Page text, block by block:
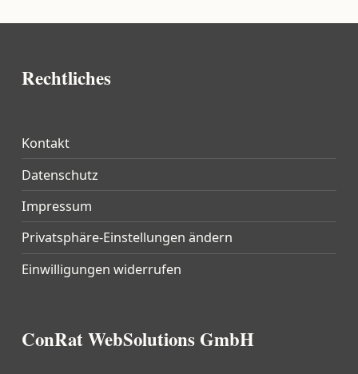
Rechtliches
Kontakt
Datenschutz
Impressum
Privatsphäre-Einstellungen ändern
Einwilligungen widerrufen
ConRat WebSolutions GmbH